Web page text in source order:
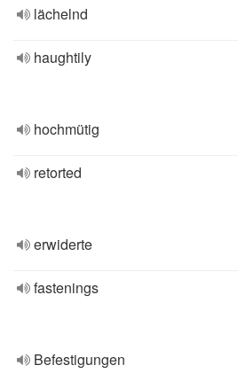
lächelnd
haughtily
hochmütig
retorted
erwiderte
fastenings
Befestigungen